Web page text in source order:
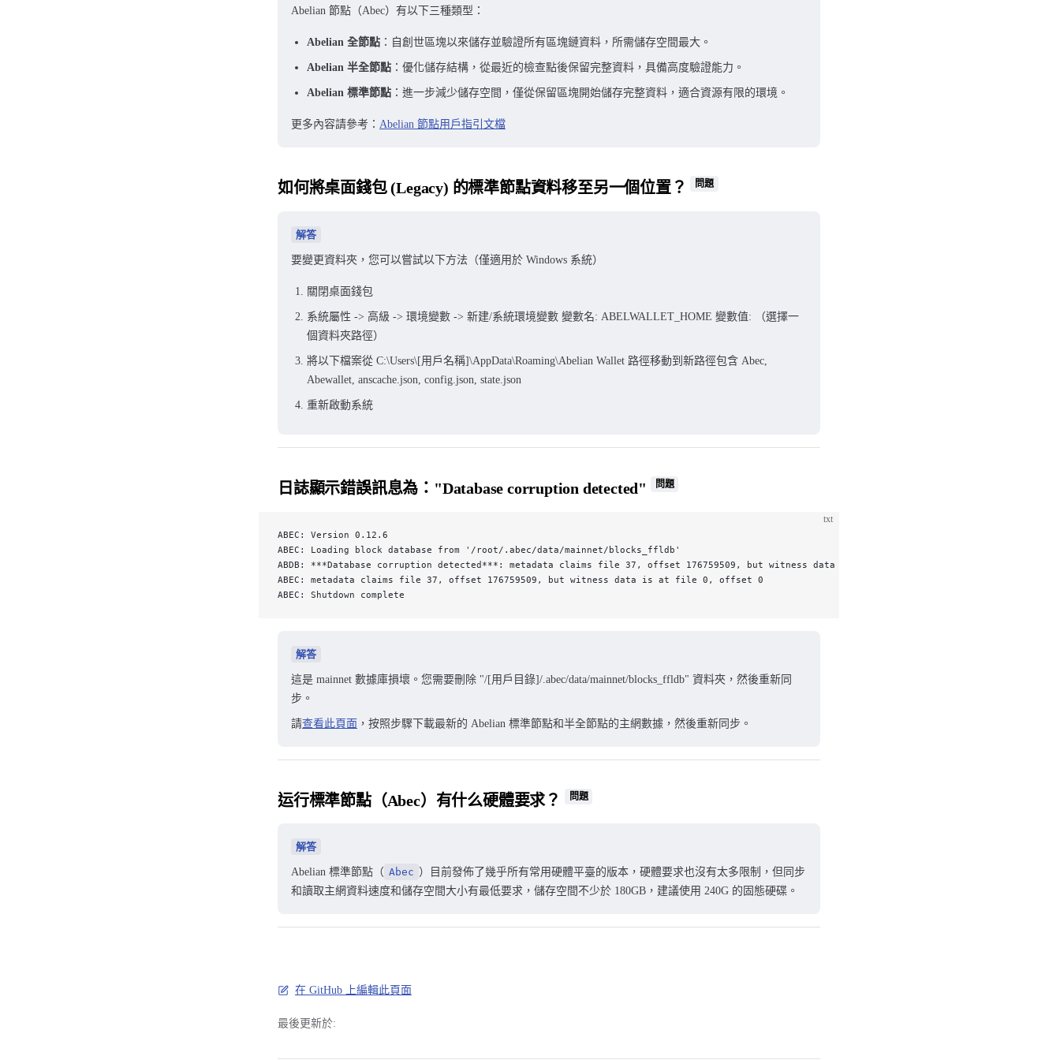
Abelian 節點（Abec）有以下三種類型：
Abelian 全節點 ：自創世區塊以來儲存並驗證所有區塊鏈資料，所需儲存空間最大。
Abelian 半全節點 ：優化儲存結構，從最近的檢查點後保留完整資料，具備高度驗證能力。
Abelian 標準節點 ：進一步減少儲存空間，僅從保留區塊開始儲存完整資料，適合資源有限的環境。
更多內容請參考： Abelian 節點用戶指引文檔
如何將桌面錢包 (Legacy) 的標準節點資料移至另一個位置？ 問題
解答
要變更資料夾，您可以嘗試以下方法（僅適用於 Windows 系統）
關閉桌面錢包
系統屬性 -> 高級 -> 環境變數 -> 新建/系統環境變數 變數名: ABELWALLET_HOME 變數值: （選擇一
個資料夾路徑）
將以下檔案從 C:\Users\[用戶名稱]\AppData\Roaming\Abelian Wallet 路徑移動到新路徑包含 Abec,
Abewallet, anscache.json, config.json, state.json
重新啟動系統
日誌顯示錯誤訊息為："Database corruption detected" 問題
txt
ABEC: Version 0.12.6
ABEC: Loading block database from '/root/.abec/data/mainnet/blocks_ffldb'
ABDB: ***Database corruption detected***: metadata claims file 37, offset 176759509, but witness data is at file 0, offset 0
ABEC: metadata claims file 37, offset 176759509, but witness data is at file 0, offset 0
ABEC: Shutdown complete
解答
這是 mainnet 數據庫損壞。您需要刪除 "/[用戶目錄]/.abec/data/mainnet/blocks_ffldb" 資料夾，然後重新同
步。
請查看此頁面 ，按照步驟下載最新的 Abelian 標準節點和半全節點的主網數據，然後重新同步。
运行標準節點（Abec）有什么硬體要求？ 問題
解答
Abelian 標準節點（ Abec ）目前發佈了幾乎所有常用硬體平臺的版本，硬體要求也沒有太多限制，但同步
和讀取主網資料速度和儲存空間大小有最低要求，儲存空間不少於 180GB，建議使用 240G 的固態硬碟。
在 GitHub 上編輯此頁面
最後更新於: